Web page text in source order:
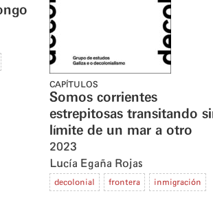
CAPÍTULOS
Somos corrientes
estrepitosas transitando
límite de un mar a otro
2023
Lucía Egaña Rojas
decolonial frontera inmigración